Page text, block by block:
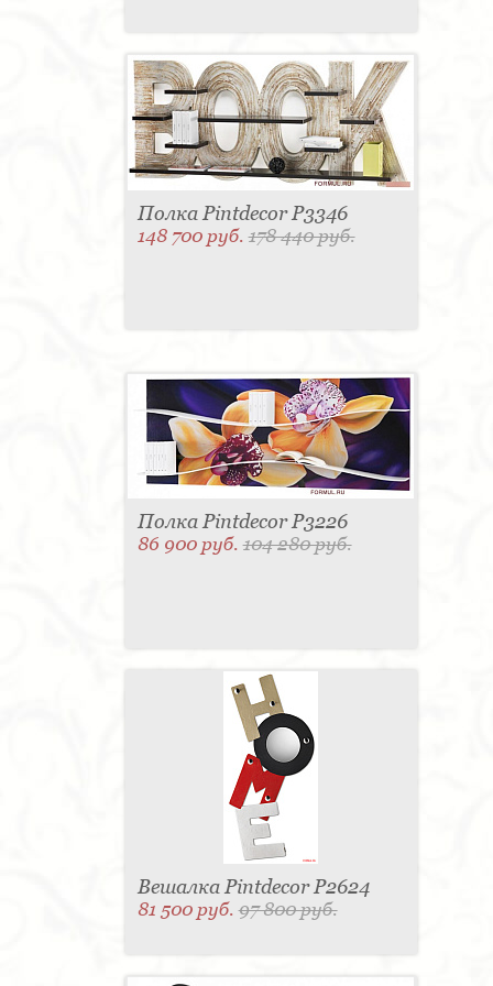
Полка Pintdecor P3346
148 700 руб.178 440 руб.
Полка Pintdecor P3226
86 900 руб.104 280 руб.
Вешалка Pintdecor P2624
81 500 руб.97 800 руб.